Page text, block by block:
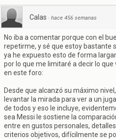
Calas · hace 456 semanas
No iba a comentar porque con el
repetirme, y sé que estoy bastante
ya he expuesto esto de forma
por lo que me limitaré a decir lo
en este foro:
Desde que alcanzó su máximo
levantar la mirada para ver a un
de todos y eso le incluye,
sea Messi le sostiene la
entre en gustos personales,
criterios objetivos, difícilmente se